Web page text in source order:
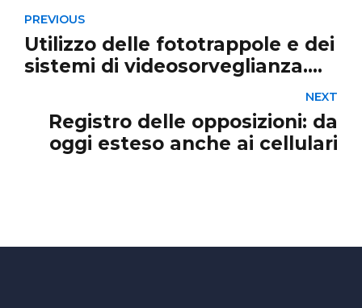
PREVIOUS
Utilizzo delle fototrappole e dei
sistemi di videosorveglianza.
privacy per illiceità del
trattamento dei dati personali
effettuato in violazione degli
NEXT
Registro delle opposizioni: da
oggi esteso anche ai cellulari